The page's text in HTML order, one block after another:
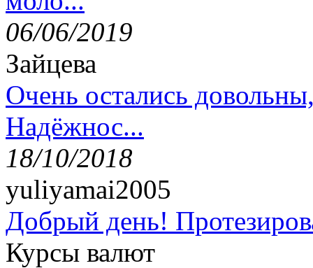
06/06/2019
Зайцева
Очень остались
Надёжнос...
18/10/2018
yuliyamai2005
Добрый день!
Курсы валют